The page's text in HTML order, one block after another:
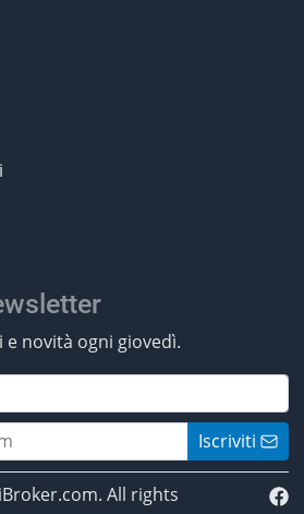
e novità ogni giovedì.
Iscriviti
All rights